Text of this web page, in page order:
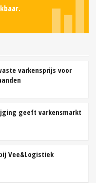
varkensprijs voor
geeft varkensmarkt
Vee&Logistiek